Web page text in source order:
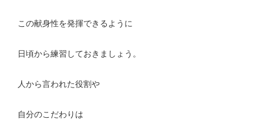
この献身性を発揮できるように
日頃から練習しておきましょう。
人から言われた役割や
自分のこだわりは